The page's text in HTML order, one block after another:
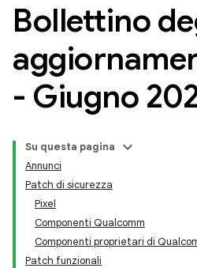
Bollettino
- Giugno
Su questa pagina
Annunci
Patch di sicurezza
Pixel
Componenti Qualcomm
Componenti proprietari di
Patch funzionali